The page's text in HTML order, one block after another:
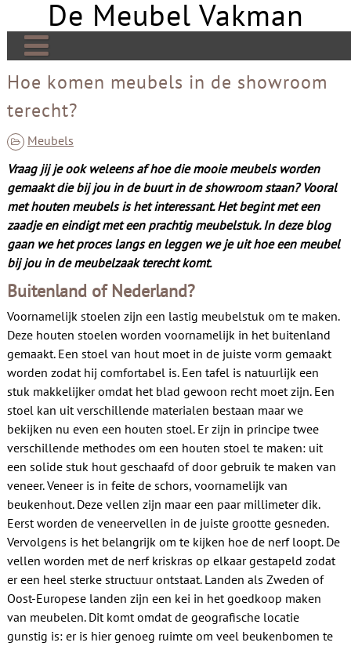
content
De Meubel Vakman
De Meubel Vakman | Meer over design
Banken
Bedden
Tafels
Tv meubels
Kasten
Open haard
Stoelen
Links
Contact
Hoe komen meubels in de showroom
terecht?
Meubels
Vraag jij je ook weleens af hoe die mooie meubels worden
gemaakt die bij jou in de buurt in de showroom staan? Vooral
met houten meubels is het interessant. Het begint met een
zaadje en eindigt met een prachtig meubelstuk. In deze blog
gaan we het proces langs en leggen we je uit hoe een meubel
bij jou in de meubelzaak terecht komt.
Buitenland of Nederland?
Voornamelijk stoelen zijn een lastig meubelstuk om te maken.
Deze houten stoelen worden voornamelijk in het buitenland
gemaakt. Een stoel van hout moet in de juiste vorm gemaakt
worden zodat hij comfortabel is. Een tafel is natuurlijk een
stuk makkelijker omdat het blad gewoon recht moet zijn. Een
stoel kan uit verschillende materialen bestaan maar we
bekijken nu even een houten stoel. Er zijn in principe twee
verschillende methodes om een houten stoel te maken: uit
een solide stuk hout geschaafd of door gebruik te maken van
veneer. Veneer is in feite de schors, voornamelijk van
beukenhout. Deze vellen zijn maar een paar millimeter dik.
Eerst worden de veneervellen in de juiste grootte gesneden.
Vervolgens is het belangrijk om te kijken hoe de nerf loopt. De
vellen worden met de nerf kriskras op elkaar gestapeld zodat
er een heel sterke structuur ontstaat. Landen als Zweden of
Oost-Europese landen zijn een kei in het goedkoop maken
van meubelen. Dit komt omdat de geografische locatie
gunstig is: er is hier genoeg ruimte om veel beukenbomen te